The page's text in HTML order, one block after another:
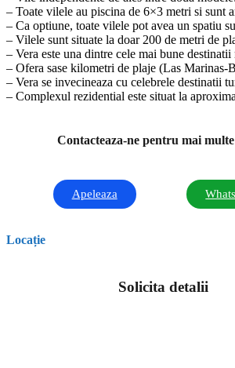
– Toate vilele au piscina de 6×3 metri si sunt
– Ca optiune, toate vilele pot avea un spatiu
– Vilele sunt situate la doar 200 de metri de
– Vera este una dintre cele mai bune
– Ofera sase kilometri de plaje (Las
– Vera se invecineaza cu celebrele destinatii
– Complexul rezidential este situat la
Contacteaza-ne pentru mai
Apeleaza
Locație
Solicita detalii